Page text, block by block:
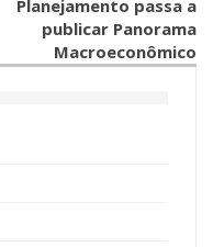
Planejamento passa a
publicar Panorama
Macroeconômico